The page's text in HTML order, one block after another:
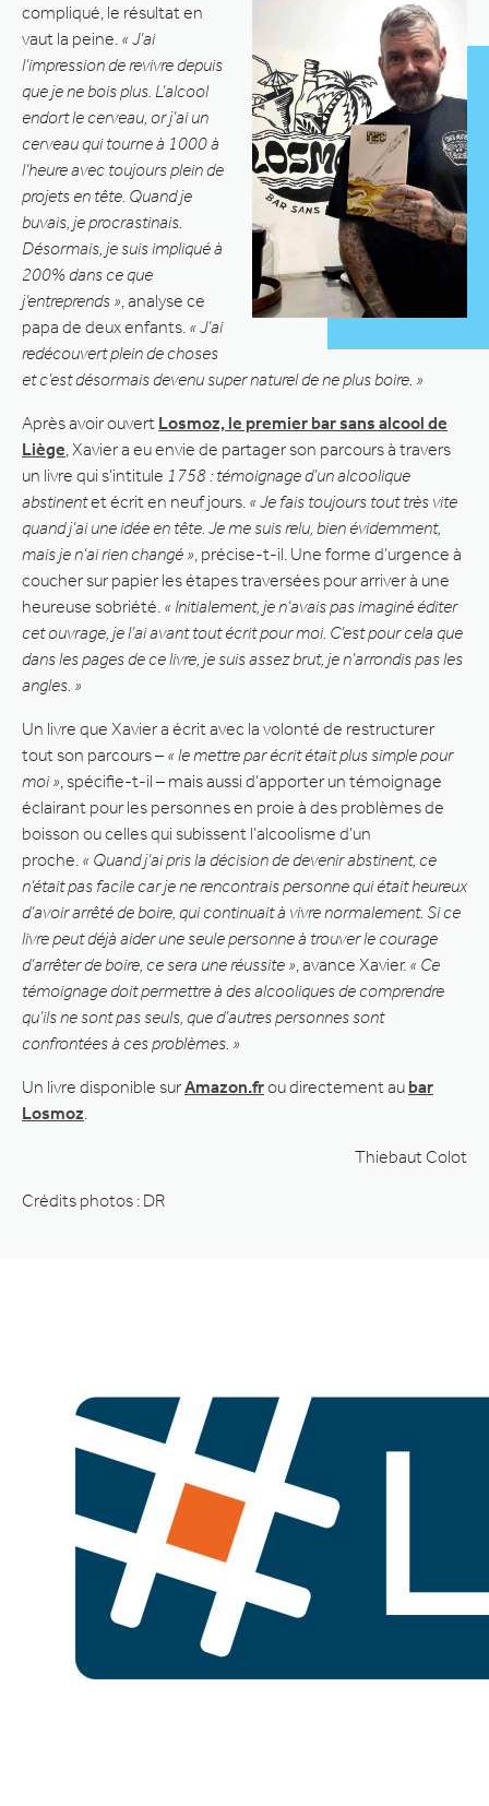
compliqué, le résultat en
vaut la peine. « J’ai
l’impression de revivre depuis
que je ne bois plus. L’alcool
endort le cerveau, or j’ai un
cerveau qui tourne à 1000 à
l’heure avec toujours plein de
projets en tête. Quand je
buvais, je procrastinais.
Désormais, je suis impliqué à
200% dans ce que
j’entreprends » , analyse ce
papa de deux enfants. « J’ai
redécouvert plein de choses
et c’est désormais devenu super naturel de ne plus boire. »
Après avoir ouvert Losmoz, le premier bar sans alcool de
Liège , Xavier a eu envie de partager son parcours à travers
un livre qui s’intitule 1758 : témoignage d’un alcoolique
abstinentet écrit en neuf jours. « Je fais toujours tout très vite
quand j’ai une idée en tête. Je me suis relu, bien évidemment,
mais je n’ai rien changé » , précise-t-il. Une forme d’urgence à
coucher sur papier les étapes traversées pour arriver à une
heureuse sobriété. « Initialement, je n’avais pas imaginé éditer
cet ouvrage, je l’ai avant tout écrit pour moi. C’est pour cela que
dans les pages de ce livre, je suis assez brut, je n’arrondis pas les
angles. »
Un livre que Xavier a écrit avec la volonté de restructurer
tout son parcours – « le mettre par écrit était plus simple pour
moi » , spécifie-t-il – mais aussi d’apporter un témoignage
éclairant pour les personnes en proie à des problèmes de
boisson ou celles qui subissent l’alcoolisme d’un
proche. « Quand j’ai pris la décision de devenir abstinent, ce
n’était pas facile car je ne rencontrais personne qui était heureux
d’avoir arrêté de boire, qui continuait à vivre normalement. Si ce
livre peut déjà aider une seule personne à trouver le courage
d’arrêter de boire, ce sera une réussite » , avance Xavier. « Ce
témoignage doit permettre à des alcooliques de comprendre
qu’ils ne sont pas seuls, que d’autres personnes sont
confrontées à ces problèmes. »
Un livre disponible surAmazon.frou directement au bar
Losmoz
Thiebaut Colot
Crédits photos : DR